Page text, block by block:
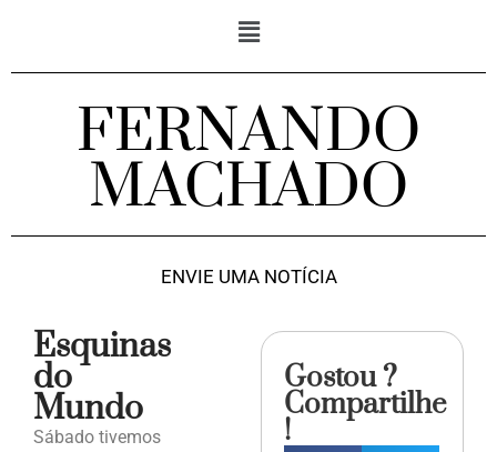
FERNANDO
MACHADO
ENVIE UMA NOTÍCIA
Esquinas
do
Mundo
Sábado tivemos
Gostou ?
Compartilhe
!